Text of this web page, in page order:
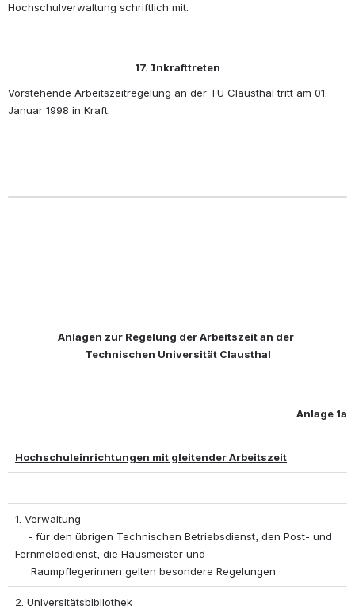
Hochschulverwaltung schriftlich mit.
17. Inkrafttreten
Vorstehende Arbeitszeitregelung an der TU Clausthal tritt am 01.
Januar 1998 in Kraft.
Anlagen zur Regelung der Arbeitszeit an der
Technischen Universität Clausthal
Anlage 1a
Hochschuleinrichtungen mit gleitender Arbeitszeit
1. Verwaltung
- für den übrigen Technischen Betriebsdienst, den Post- und
Fernmeldedienst, die Hausmeister und
Raumpflegerinnen gelten besondere Regelungen
2. Universitätsbibliothek